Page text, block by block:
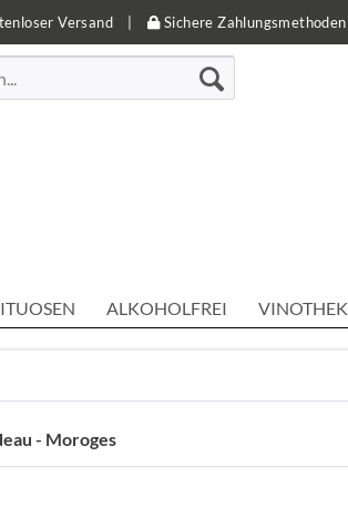
Versand Sichere Zahlungsmethoden
ALKOHOLFREI VINOTHEK
- Moroges